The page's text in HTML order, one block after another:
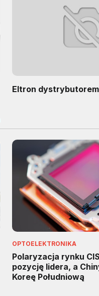
Eltron dystrybutorem
OPTOELEKTRONIKA
Polaryzacja rynku
pozycję lidera, a
Koreę Południową